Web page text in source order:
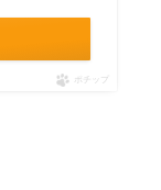
ポチップ